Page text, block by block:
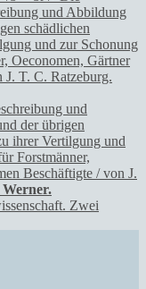
und
der übrigen
ihrer Vertilgung und
Forstmänner,
Beschäftigte / von J.
Werner.
Zwei